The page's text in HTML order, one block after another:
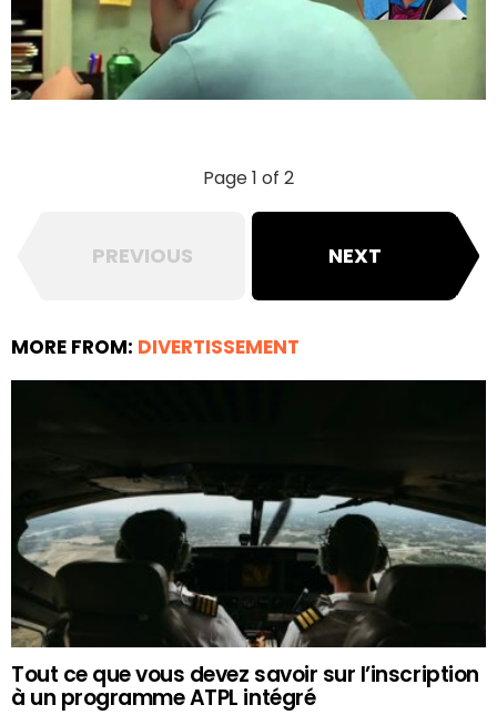
Page 1 of 2
PREVIOUS NEXT
MORE FROM: DIVERTISSEMENT
Tout ce que vous devez savoir sur l’inscription
à un programme ATPL intégré